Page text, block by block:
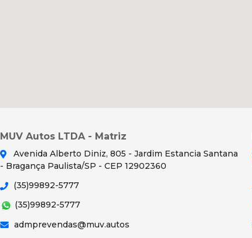
MUV Autos LTDA - Matriz
Avenida Alberto Diniz, 805 - Jardim Estancia Santana
- Bragança Paulista/SP - CEP 12902360
(35)99892-5777
(35)99892-5777
admprevendas@muv.autos